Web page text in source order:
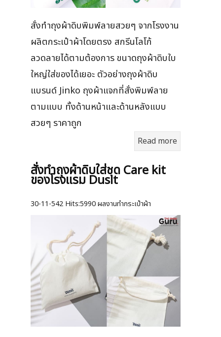
สั่งทำถุงผ้าดิบพิมพ์ลายสวยๆ จากโรงงาน
ผลิตกระเป๋าผ้าโดยตรง สกรีนโลโก้
ลวดลายได้ตามต้องการ ขนาดถุงผ้าดิบใบ
ใหญ่ใส่ของได้เยอะ ตัวอย่างถุงผ้าดิบ
แบรนด์ Jinko ถุงผ้าแจกที่สั่งพิมพ์ลาย
ตามแบบ ทั้งด้านหน้าและด้านหลังแบบ
สวยๆ ราคาถูก
Read more
สั่งทำถุงผ้าดิบใส่ชุด Care kit
ของโรงแรม Dusit
30-11-542 Hits:5990 ผลงานทำกระเป๋าผ้า